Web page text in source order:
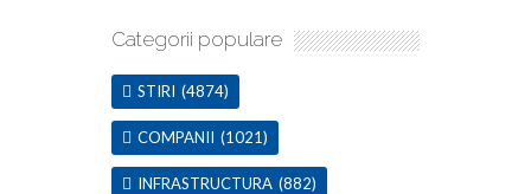
Categorii populare
STIRI (4874)
COMPANII (1021)
INFRASTRUCTURA (882)